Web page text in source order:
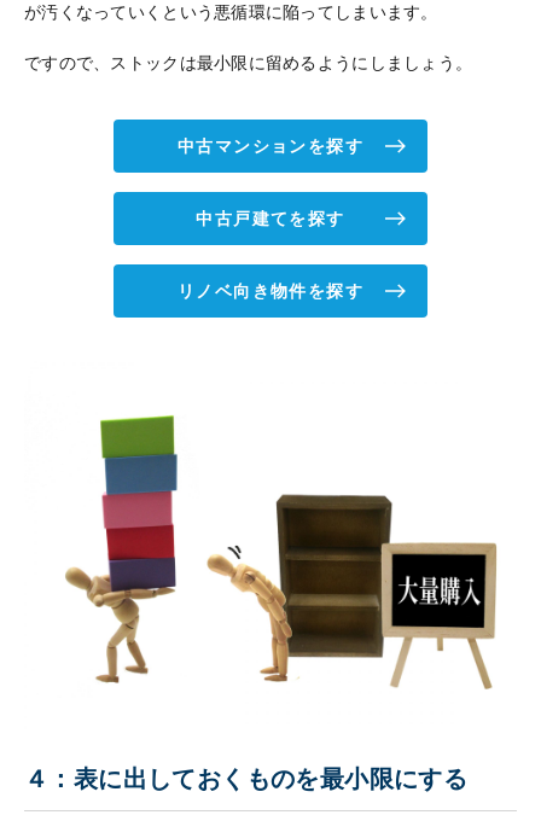
が汚くなっていくという悪循環に陥ってしまいます。
ですので、ストックは最小限に留めるようにしましょう。
中古マンションを探す
中古戸建てを探す
リノベ向き物件を探す
４：表に出しておくものを最小限にする